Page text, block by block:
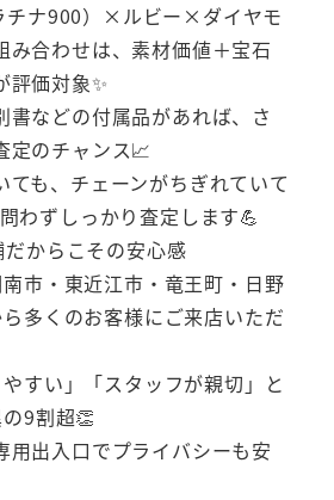
チナ900）×ルビー×ダイヤモ
み合わせは、素材価値＋宝石
評価対象✨
書などの付属品があれば、さ
定のチャンス📈
ても、チェーンがちぎれていて
わずしっかり査定します💪
からこその安心感
市・東近江市・竜王町・日野
多くのお客様にご来店いただ
やすい」「スタッフが親切」と
9割超👏
用出入口でプライバシーも安